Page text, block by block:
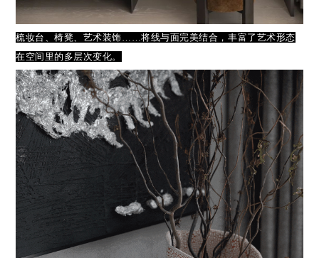
梳妆台、椅凳、艺术装饰……将线与面完美结合，丰富了艺术形态
在空间里的多层次变化。